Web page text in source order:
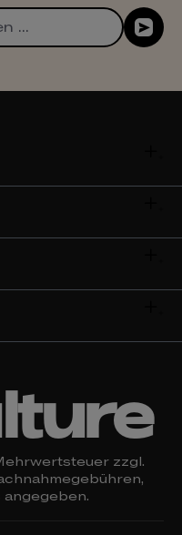
zzgl.